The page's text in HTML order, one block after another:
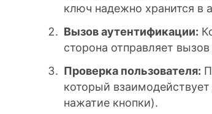
ключ надежно хранится в
Вызов аутентификации:
сторона отправляет
Проверка пользователя:
который
нажатие кнопки).